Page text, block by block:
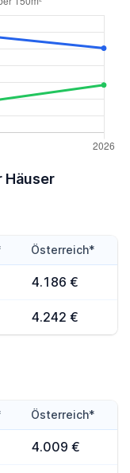
Häuser
Österreich*
4.186 €
4.242 €
Österreich*
4.009 €